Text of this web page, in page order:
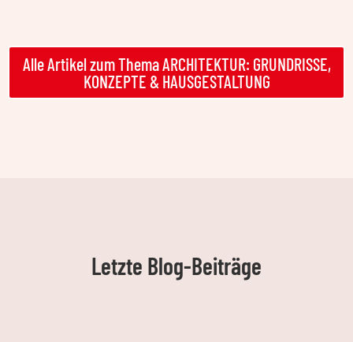
Alle Artikel zum Thema ARCHITEKTUR: GRUNDRISSE,
KONZEPTE & HAUSGESTALTUNG
Letzte Blog-Beiträge